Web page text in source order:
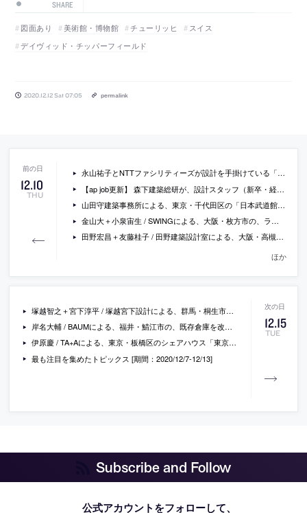
SHARE
図面あり 美術館・博物館 チューリッヒ
スイス
デイヴィッド・チッパーフィールド
2020.12.12 Sat 07:05 permalink
12.10
THU
永山祐子とNTTファシリティーズが設計を手掛けている「ドバイ国際博覧会 日本館」の写真が公開。アラベスクと日本の麻の葉文様を組み合わせたファサード・デザインが特徴的
【ap job更新】 森下建築総研が、設計スタッフ（新卒・経験者）を募集中
山田守建築事務所による、東京・千代田区の「日本武道館」。1964年に山田守が完成させた建築を増築・改修
金山大＋小泉宙生 / SWINGによる、大阪・枚方市の、ランドリーショップの改修「CLEANING&LAUNDRY MIYAKOYA」
田野宏昌＋友藤桂子 / 田野建築設計室による、大阪・高槻市の住宅「高槻の家」
ほか
12.15
TUE
塚越智之＋宮下淳平 / 塚越宮下設計による、群馬・桐生市の住宅「大屋根の小さな家」
岸名大輔 / BAUMによる、福井・鯖江市の、既存倉庫を改修した店舗「土直漆器」
伊原慶 / TA+Aによる、東京・板橋区のシェアハウス「東京合宿所」
最も注目を集めたトピックス [期間：2020/12/7-12/13]
Subscribe and Follow
公式アカウントをフォローして、